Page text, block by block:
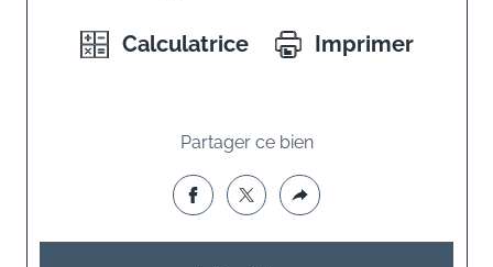
Calculatrice Imprimer
Partager ce bien